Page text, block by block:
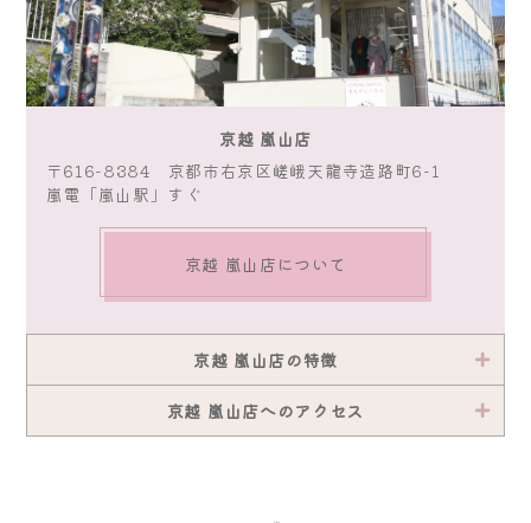
京越 嵐山店
〒616-8384 京都市右京区嵯峨天龍寺造路町6-1
嵐電「嵐山駅」すぐ
京越 嵐山店について
京越 嵐山店の特徴
京越 嵐山店へのアクセス